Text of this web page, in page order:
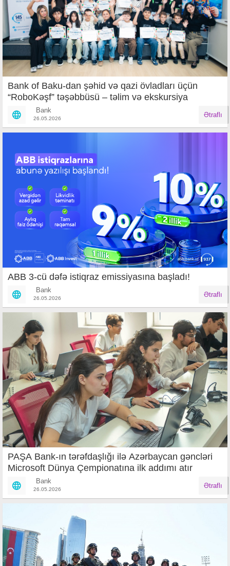
Bank of Baku-dan şəhid və qazi övladları üçün
“RoboKəşf” təşəbbüsü – təlim və ekskursiya
Bank
26.05.2026 Ətraflı
ABB 3-cü dəfə istiqraz emissiyasına başladı!
Bank
26.05.2026 Ətraflı
PAŞA Bank-ın tərəfdaşlığı ilə Azərbaycan gəncləri
Microsoft Dünya Çempionatına ilk addımı atır
Bank
26.05.2026 Ətraflı